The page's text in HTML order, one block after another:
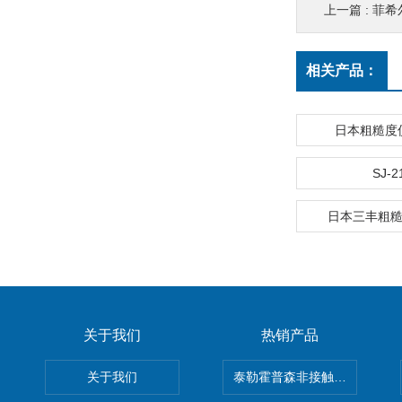
上一篇 : 菲希
相关产品：
日本粗糙度
SJ-
日本三丰粗
关于我们
关于我们
热销产品
泰勒霍普森非接触式轮廓仪